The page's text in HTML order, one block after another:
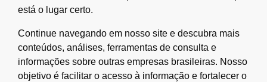
está o lugar certo.
Continue navegando em nosso site e descubra mais
conteúdos, análises, ferramentas de consulta e
informações sobre outras empresas brasileiras. Nosso
objetivo é facilitar o acesso à informação e fortalecer o